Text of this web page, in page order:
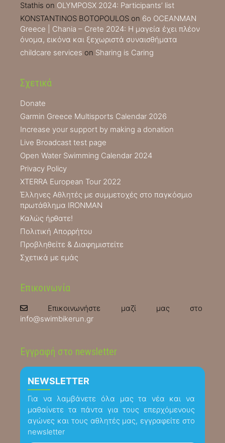
Stathis on OLYMPOSX 2024: Participants’ list
KONSTANTINOS BOTOPOULOS on 6ο OCEANMAN
Greece | Chania – Crete 2024: Η μαγεία έχει πλέον
όνομα, εικόνα και ξεχωριστά συναισθήματα
childcare services on Sharing is Caring
Σχετικά
Donate
Garmin Greece Multisports Calendar 2026
Increase your support by making a donation
Live Broadcast test page
Open Water Swimming Calendar 2024
Privacy Policy
XTERRA European Tour 2022
Έλληνες Αθλητές με συμμετοχές στο παγκόσμιο
πρωτάθλημα IRONMAN
Καλώς ήρθατε!
Πολιτική Απορρήτου
Προβληθείτε & Διαφημιστείτε
Σχετικά με εμάς
Επικοινωνία
Επικοινωνήστε μαζί μας στο
info@swimbikerun.gr
Εγγραφή στο newsletter
NEWSLETTER
Για να λαμβάνετε όλα μας τα νέα και να
μαθαίνετε τα πάντα για τους επερχόμενους
αγώνες και τους αθλητές μας, εγγραφείτε στο
newsletter